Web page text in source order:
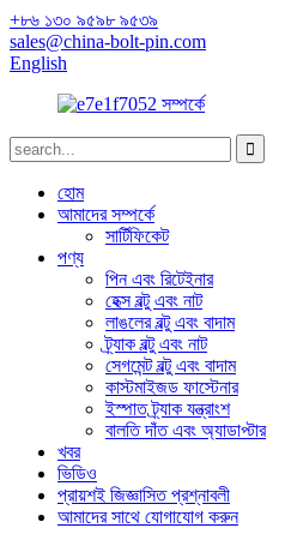
+৮৬ ১৩০ ৯৫৯৮ ৯৫৩৯
sales@china-bolt-pin.com
English
হোম
আমাদের সম্পর্কে
সার্টিফিকেট
পণ্য
পিন এবং রিটেইনার
হেক্স বল্টু এবং নাট
লাঙলের বল্টু এবং বাদাম
ট্র্যাক বল্টু এবং নাট
সেগমেন্ট বল্টু এবং বাদাম
কাস্টমাইজড ফাস্টেনার
ইস্পাত ট্র্যাক যন্ত্রাংশ
বালতি দাঁত এবং অ্যাডাপ্টার
খবর
ভিডিও
প্রায়শই জিজ্ঞাসিত প্রশ্নাবলী
আমাদের সাথে যোগাযোগ করুন